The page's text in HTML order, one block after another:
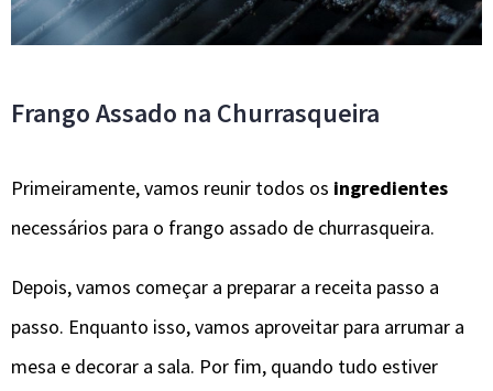
Frango Assado na Churrasqueira
Primeiramente, vamos reunir todos os ingredientes
necessários para o frango assado de churrasqueira.
Depois, vamos começar a preparar a receita passo a
passo. Enquanto isso, vamos aproveitar para arrumar a
mesa e decorar a sala. Por fim, quando tudo estiver